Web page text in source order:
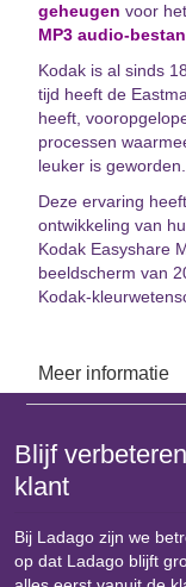
geheugen voor
MP3 audio-
Kodak is al sinds
tijd heeft de
heeft,
processen
leuker is geworden.
Deze ervaring
ontwikkeling van
Kodak Easyshare
beeldscherm van
Kodak-
Meer informatie
Blijf
klant
Bij Ladago zijn we
op dat Ladago blijft